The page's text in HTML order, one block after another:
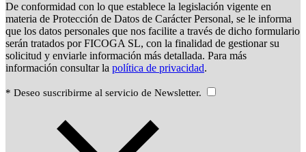
De conformidad con lo que establece la legislación vigente en
materia de Protección de Datos de Carácter Personal, se le informa
que los datos personales que nos facilite a través de dicho formulario
serán tratados por FICOGA SL, con la finalidad de gestionar su
solicitud y enviarle información más detallada. Para más
información consultar la política de privacidad.
* Deseo suscribirme al servicio de Newsletter.